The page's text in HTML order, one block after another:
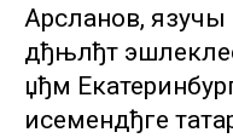
Арсланов,
дђњлђт
џђм
исемендђге